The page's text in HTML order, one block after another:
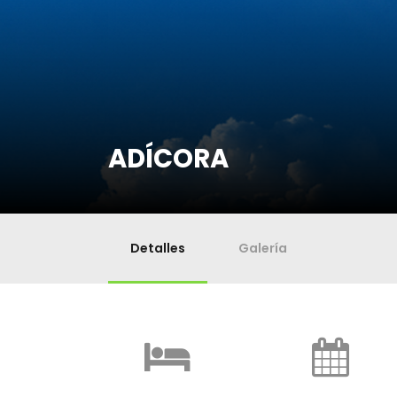
ADÍCORA
Detalles Galería